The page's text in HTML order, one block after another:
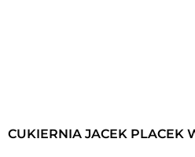
CUKIERNIA JACEK PLACEK